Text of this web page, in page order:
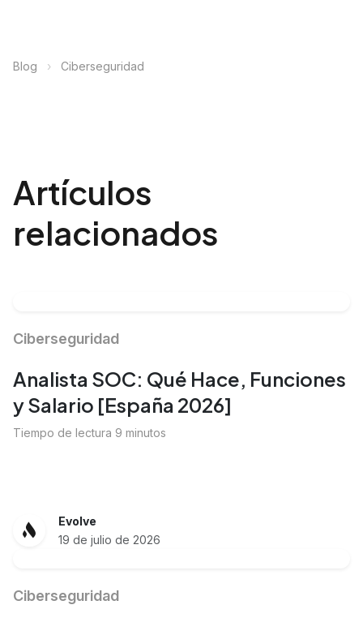
Blog › Ciberseguridad
Artículos
relacionados
Ciberseguridad
Analista SOC: Qué Hace, Funciones
y Salario [España 2026]
Tiempo de lectura 9 minutos
Evolve
19 de julio de 2026
Ciberseguridad